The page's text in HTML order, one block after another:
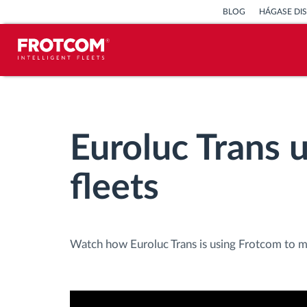
BLOG HÁGASE
Análisis de la conducta en la
Euroluc
fleets
Watch how Euroluc Trans is using Frotcom to